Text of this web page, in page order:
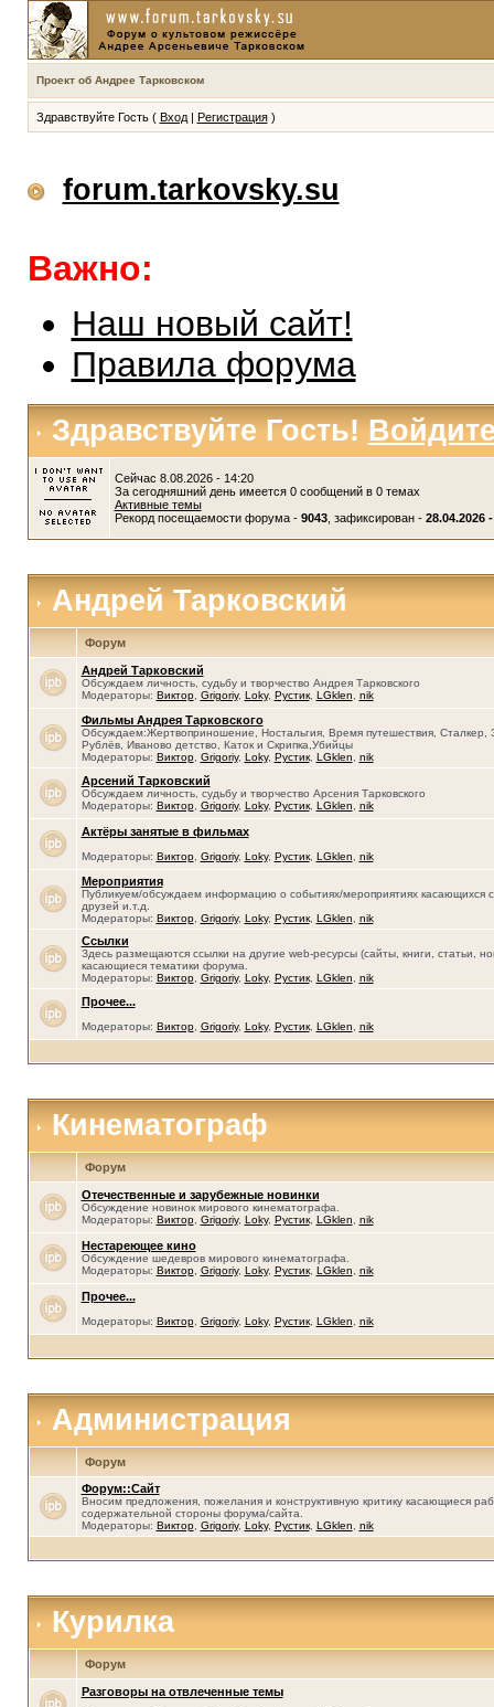
Проект об Андрее Тарковском
Здравствуйте Гость ( Вход| Регистрация)
forum.tarkovsky.su
Важно:
Наш новый сайт!
Правила форума
Здравствуйте Гость!
Сейчас 8.08.2026 - 14:20
За сегодняшний день имеется 0 сообщений в 0 темах
Активные темы
Рекорд посещаемости форума - 9043, зафиксирован - 28.04.2026
Андрей Тарковский
Форум
Андрей Тарковский
Обсуждаем личность, судьбу и творчество Андрея Тарковского
Модераторы: Виктор, Grigoriy, Loky, Рустик, LGklen nik
Фильмы Андрея Тарковского
Обсуждаем:Жертвоприношение, Ностальгия, Время путешествия, Сталкер,
Рублёв, Иваново детство, Каток и Скрипка,Убийцы
Модераторы: Виктор, Grigoriy, Loky, Рустик, LGklen nik
Арсений Тарковский
Обсуждаем личность, судьбу и творчество Арсения Тарковского
Модераторы: Виктор, Grigoriy, Loky, Рустик, LGklen nik
Актёры занятые в фильмах
Модераторы: Виктор, Grigoriy, Loky, Рустик, LGklen nik
Мероприятия
Публикуем/обсуждаем информацию о событиях/мероприятиях касающихся
друзей и.т.д.
Модераторы: Виктор, Grigoriy, Loky, Рустик, LGklen nik
Ссылки
Здесь размещаются ссылки на другие web-ресурсы (сайты, книги, статьи,
касающиеся тематики форума.
Модераторы: Виктор, Grigoriy, Loky, Рустик, LGklen nik
Прочее...
Модераторы: Виктор, Grigoriy, Loky, Рустик, LGklen nik
Кинематограф
Форум
Отечественные и зарубежные новинки
Обсуждение новинок мирового кинематографа.
Модераторы: Виктор, Grigoriy, Loky, Рустик, LGklen nik
Нестареющее кино
Обсуждение шедевров мирового кинематографа.
Модераторы: Виктор, Grigoriy, Loky, Рустик, LGklen nik
Прочее...
Модераторы: Виктор, Grigoriy, Loky, Рустик, LGklen nik
Администрация
Форум
Форум::Сайт
Вносим предложения, пожелания и конструктивную критику касающиеся
содержательной стороны форума/сайта.
Модераторы: Виктор, Grigoriy, Loky, Рустик, LGklen nik
Курилка
Форум
Разговоры на отвлеченные темы